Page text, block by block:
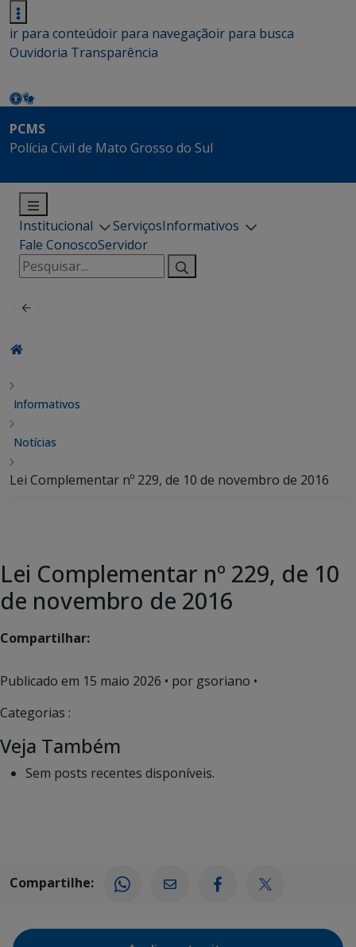
ir para conteúdoir para navegaçãoir para busca
Ouvidoria Transparência
PCMS
Polícia Civil de Mato Grosso do Sul
Institucional ServiçosInformativos
Fale ConoscoServidor
Pesquisar
por:
Informativos
Notícias
Lei Complementar nº 229, de 10 de novembro de 2016
Lei Complementar nº 229, de 10
de novembro de 2016
Compartilhar:
Publicado em 15 maio 2026 • por gsoriano •
Categorias :
Veja Também
Sem posts recentes disponíveis.
Compartilhe: